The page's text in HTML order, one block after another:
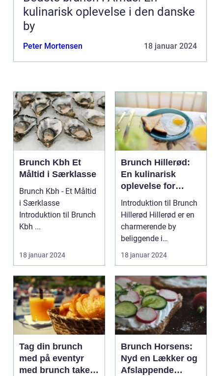
kulinarisk oplevelse i den danske
by
Peter Mortensen 18 januar 2024
Brunch Kbh Et
Måltid i Særklasse
Brunch Kbh - Et Måltid
i Særklasse
Introduktion til Brunch
Kbh ...
18 januar 2024
Brunch Hillerød:
En kulinarisk
oplevelse for
eventyrlystne
rejsende og
backpackere
Introduktion til Brunch
Hillerød Hillerød er en
charmerende by
beliggende i
Nordsjælland,
Danmark. D...
18 januar 2024
Tag din brunch
med på eventyr
med brunch take
Brunch Horsens:
Nyd en Lækker og
Afslappende